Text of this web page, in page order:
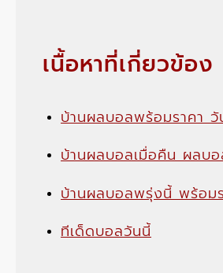
เนื้อหาที่เกี่ยวข้อง
บ้านผลบอลพร้อมราคา
บ้านผลบอลเมื่อคืน ผลบ
บ้านผลบอลพรุ่งนี้ พร้อม
ทีเด็ดบอลวันนี้